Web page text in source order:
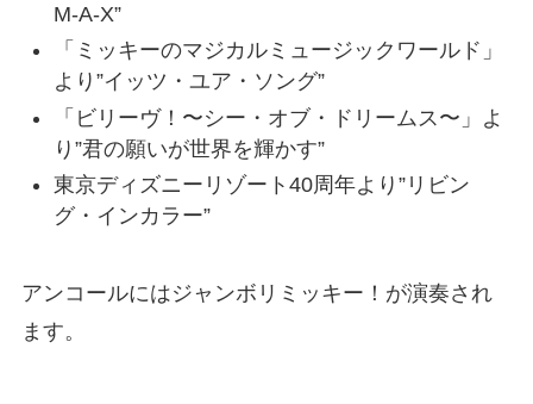
M-A-X”
「ミッキーのマジカルミュージックワールド」
より”イッツ・ユア・ソング”
「ビリーヴ！〜シー・オブ・ドリームス〜」よ
り”君の願いが世界を輝かす”
東京ディズニーリゾート40周年より”リビン
グ・インカラー”
アンコールにはジャンボリミッキー！が演奏され
ます。